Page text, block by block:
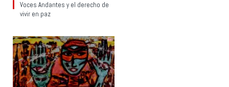
Voces Andantes y el derecho de
vivir en paz